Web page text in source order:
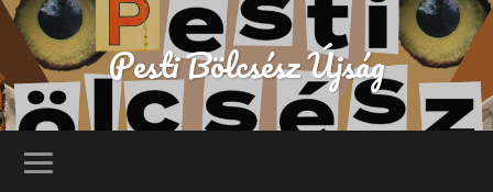
Pesti Bölcsész Újság